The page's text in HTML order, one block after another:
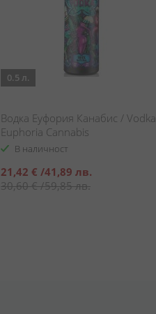
0.5 л.
Водка Еуфория Канабис / Vodka
Euphoria Cannabis
В наличност
Специална
цена
21,42 € /41,89 лв.
30,60 €/59,85 лв.